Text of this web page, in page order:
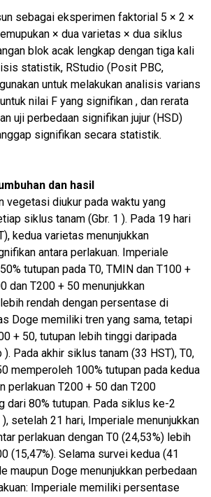
sebagai eksperimen faktorial 5 × 2 ×
× dua varietas × dua siklus
blok acak lengkap dengan tiga kali
statistik, RStudio (Posit PBC,
untuk melakukan analisis varians
nilai F yang signifikan , dan rerata
uji perbedaan signifikan jujur ​​(HSD)
signifikan secara statistik.
dan hasil
vegetasi diukur pada waktu yang
siklus tanam (Gbr. 1 ). Pada 19 hari
kedua varietas menunjukkan
antara perlakuan. Imperiale
tutupan pada T0, TMIN dan T100 +
dan T200 + 50 menunjukkan
rendah dengan persentase di
Doge memiliki tren yang sama, tetapi
+ 50, tutupan lebih tinggi daripada
). Pada akhir siklus tanam (33 HST), T0,
memperoleh 100% tutupan pada kedua
perlakuan T200 + 50 dan T200
dari 80% tutupan. Pada siklus ke-2
), setelah 21 hari, Imperiale menunjukkan
perlakuan dengan T0 (24,53%) lebih
(15,47%). Selama survei kedua (41
maupun Doge menunjukkan perbedaan
Imperiale memiliki persentase